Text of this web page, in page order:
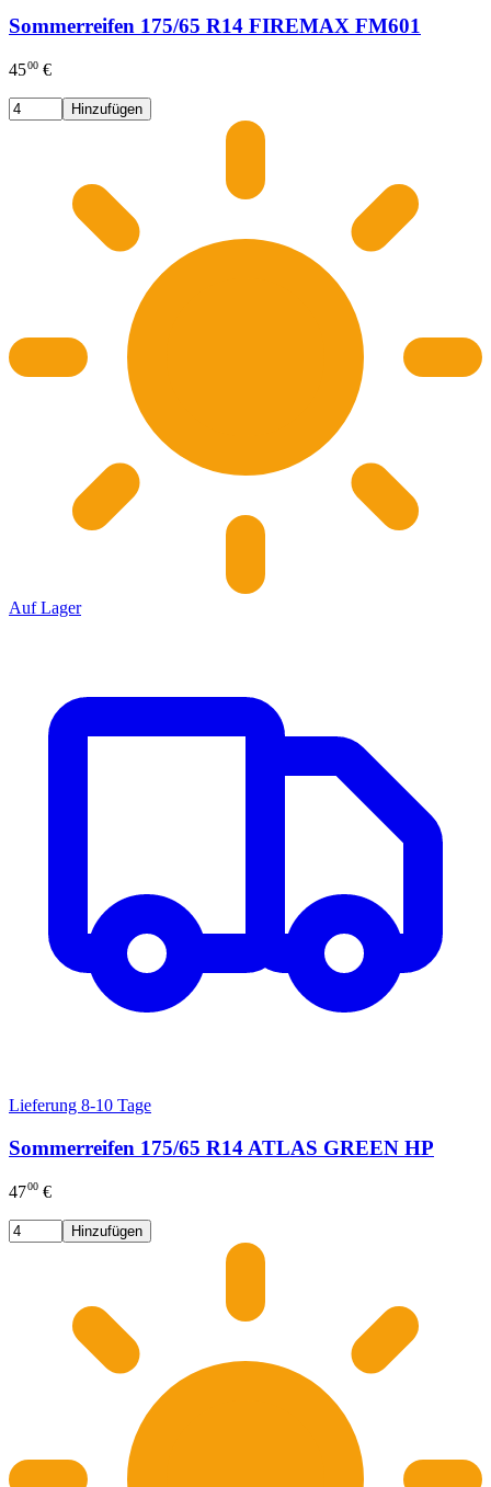
Sommerreifen 175/65 R14 FIREMAX FM601
4500 €
Hinzufügen
Auf Lager
Lieferung 8-10 Tage
Sommerreifen 175/65 R14 ATLAS GREEN HP
4700 €
Hinzufügen